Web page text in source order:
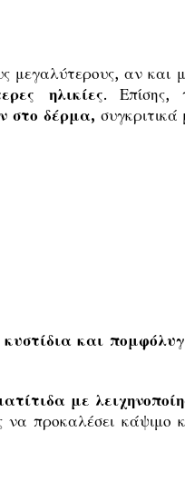
μεγαλύτερους, αν και
ηλικίες. Επίσης,
στο δέρμα, συγκριτικά
κυστίδια και
με
να προκαλέσει κάψιμο